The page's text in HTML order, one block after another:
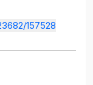
157528